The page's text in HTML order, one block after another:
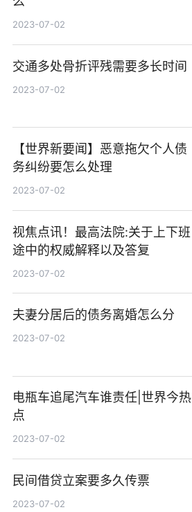
2023-07-02
交通多处骨折评残需要多长时间
2023-07-02
【世界新要闻】恶意拖欠个人债
务纠纷要怎么处理
2023-07-02
视焦点讯！最高法院:关于上下班
途中的权威解释以及答复
2023-07-02
夫妻分居后的债务离婚怎么分
2023-07-02
电瓶车追尾汽车谁责任|世界今热
点
2023-07-02
民间借贷立案要多久传票
2023-07-02